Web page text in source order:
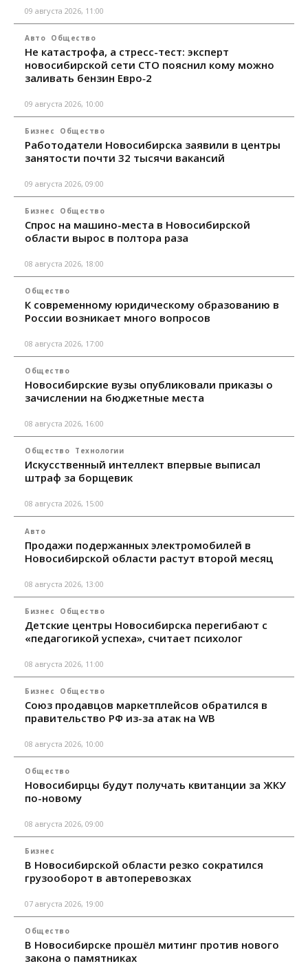
09 августа 2026, 11:00
Авто Общество
Не катастрофа, а стресс-тест: эксперт
новосибирской сети СТО пояснил кому можно
заливать бензин Евро‑2
09 августа 2026, 10:00
Бизнес Общество
Работодатели Новосибирска заявили в центры
занятости почти 32 тысячи вакансий
09 августа 2026, 09:00
Бизнес Общество
Спрос на машино-места в Новосибирской
области вырос в полтора раза
08 августа 2026, 18:00
Общество
К современному юридическому образованию в
России возникает много вопросов
08 августа 2026, 17:00
Общество
Новосибирские вузы опубликовали приказы о
зачислении на бюджетные места
08 августа 2026, 16:00
Общество Технологии
Искусственный интеллект впервые выписал
штраф за борщевик
08 августа 2026, 15:00
Авто
Продажи подержанных электромобилей в
Новосибирской области растут второй месяц
08 августа 2026, 13:00
Бизнес Общество
Детские центры Новосибирска перегибают с
«педагогикой успеха», считает психолог
08 августа 2026, 11:00
Бизнес Общество
Союз продавцов маркетплейсов обратился в
правительство РФ из-за атак на WB
08 августа 2026, 10:00
Общество
Новосибирцы будут получать квитанции за ЖКУ
по-новому
08 августа 2026, 09:00
Бизнес
В Новосибирской области резко сократился
грузооборот в автоперевозках
07 августа 2026, 19:00
Общество
В Новосибирске прошёл митинг против нового
закона о памятниках